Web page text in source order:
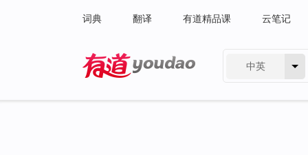
词典 翻译 有道精品课 云笔记
中英